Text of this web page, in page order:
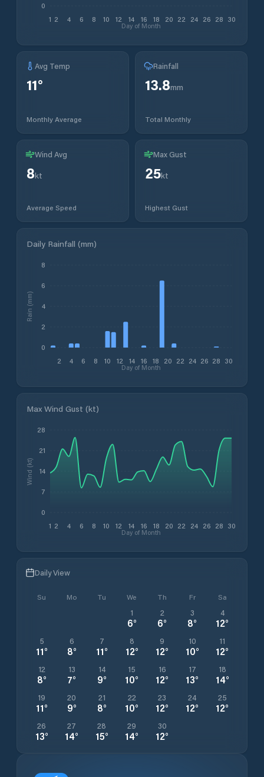
1 2 4 6 8 10 12 14 16 18 20 22 24 26 28 30
Day of Month
0
Avg Temp
11°
Monthly Average
Rainfall
13.8mm
Total Monthly
Wind Avg
8kt
Average Speed
Max Gust
25kt
Highest Gust
Daily Rainfall (mm)
2 4 6 8 10 12 14 16 18 20 22 24 26 28 30
Day of Month
0
2
4
6
8
Rain (mm)
Max Wind Gust (kt)
1 2 4 6 8 10 12 14 16 18 20 22 24 26 28 30
Day of Month
0
7
14
21
28
Wind (kt)
Daily View
Su Mo Tu We Th Fr Sa
1
6°
2
6°
3
8°
4
12°
5
11°
6
8°
7
11°
8
12°
9
12°
10
10°
11
12°
12
8°
13
7°
14
9°
15
10°
16
12°
17
13°
18
14°
19
11°
20
9°
21
8°
22
10°
23
12°
24
12°
25
12°
26
13°
27
14°
28
15°
29
14°
30
12°